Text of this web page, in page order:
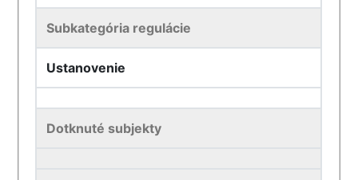
Subkategória regulácie
Ustanovenie
Dotknuté subjekty